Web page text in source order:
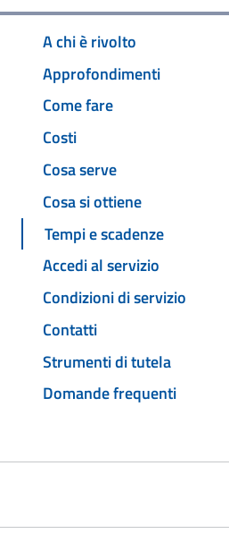
A chi è rivolto
Approfondimenti
Come fare
Costi
Cosa serve
Cosa si ottiene
Tempi e scadenze
Accedi al servizio
Condizioni di servizio
Contatti
Strumenti di tutela
Domande frequenti